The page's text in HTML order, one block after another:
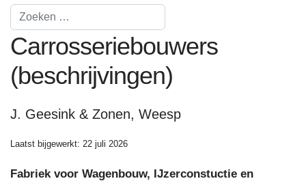
Carrosseriebouwers
(beschrijvingen)
J. Geesink & Zonen, Weesp
Laatst bijgewerkt: 22 juli 2026
Fabriek voor Wagenbouw, IJzerconstuctie en